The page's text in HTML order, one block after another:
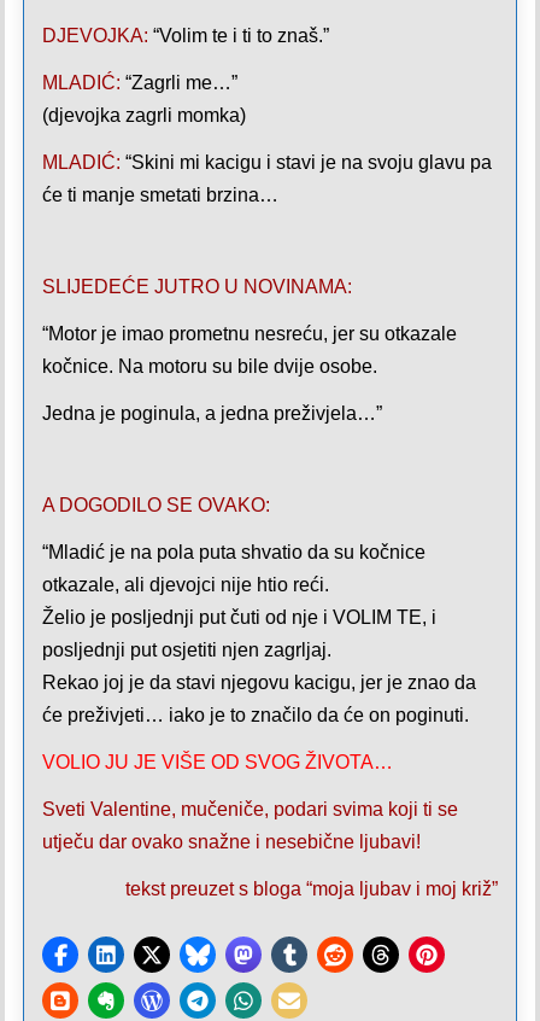
DJEVOJKA: “Volim te i ti to znaš.”
MLADIĆ: “Zagrli me…”
(djevojka zagrli momka)
MLADIĆ: “Skini mi kacigu i stavi je na svoju glavu pa
će ti manje smetati brzina…
SLIJEDEĆE JUTRO U NOVINAMA:
“Motor je imao prometnu nesreću, jer su otkazale
kočnice. Na motoru su bile dvije osobe.
Jedna je poginula, a jedna preživjela…”
A DOGODILO SE OVAKO:
“Mladić je na pola puta shvatio da su kočnice
otkazale, ali djevojci nije htio reći.
Želio je posljednji put čuti od nje i VOLIM TE, i
posljednji put osjetiti njen zagrljaj.
Rekao joj je da stavi njegovu kacigu, jer je znao da
će preživjeti… iako je to značilo da će on poginuti.
VOLIO JU JE VIŠE OD SVOG ŽIVOTA…
Sveti Valentine, mučeniče, podari svima koji ti se
utječu dar ovako snažne i nesebične ljubavi!
tekst preuzet s bloga “moja ljubav i moj križ”